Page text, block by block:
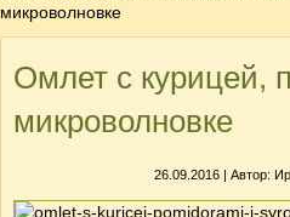
микроволновке
Омлет с курицей,
микроволновке
26.09.2016 | Автор: